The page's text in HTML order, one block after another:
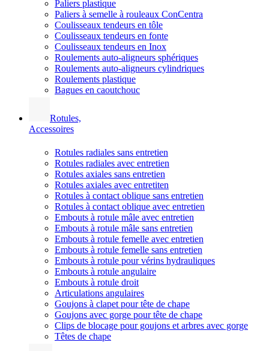
Paliers plastique
Paliers à semelle à rouleaux ConCentra
Coulisseaux tendeurs en tôle
Coulisseaux tendeurs en fonte
Coulisseaux tendeurs en Inox
Roulements auto-aligneurs sphériques
Roulements auto-aligneurs cylindriques
Roulements plastique
Bagues en caoutchouc
Rotules,
Accessoires
Rotules radiales sans entretien
Rotules radiales avec entretien
Rotules axiales sans entretien
Rotules axiales avec entretiten
Rotules à contact oblique sans entretien
Rotules à contact oblique avec entretien
Embouts à rotule mâle avec entretien
Embouts à rotule mâle sans entretien
Embouts à rotule femelle avec entretien
Embouts à rotule femelle sans entretien
Embouts à rotule pour vérins hydrauliques
Embouts à rotule angulaire
Embouts à rotule droit
Articulations angulaires
Goujons à clapet pour tête de chape
Goujons avec gorge pour tête de chape
Clips de blocage pour goujons et arbres avec gorge
Têtes de chape